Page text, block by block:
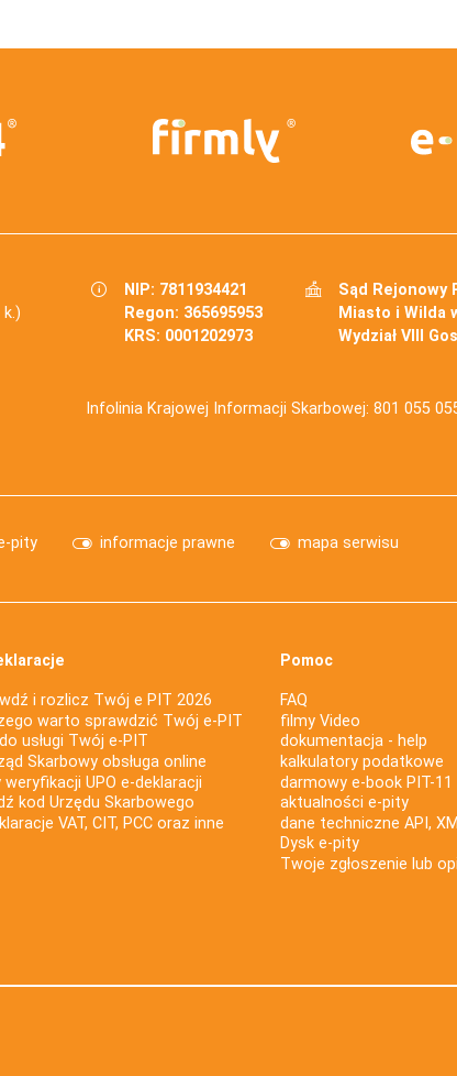
NIP: 7811934421
Regon: 365695953
KRS: 0001202973
Sąd Rejonowy
Miasto i Wilda
Wydział VIII
Infolinia Krajowej Informacji Skarbowej: 801 055
pity informacje prawne mapa serwisu
i rozlicz Twój e PIT 2026
warto sprawdzić Twój e-PIT
do usługi Twój e-PIT
Skarbowy obsługa online
weryfikacji UPO e-deklaracji
kod Urzędu Skarbowego
VAT, CIT, PCC oraz inne
Pomoc
FAQ
filmy Video
dokumentacja - help
kalkulatory podatkowe
darmowy e-book PIT-11
aktualności e-pity
dane techniczne API,
Dysk e-pity
Twoje zgłoszenie lub